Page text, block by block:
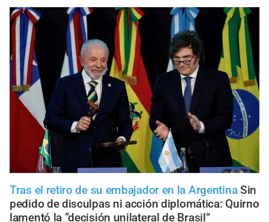
Tras el retiro de su embajador en la Argentina Sin
pedido de disculpas ni acción diplomática: Quirno
lamentó la “decisión unilateral de Brasil”